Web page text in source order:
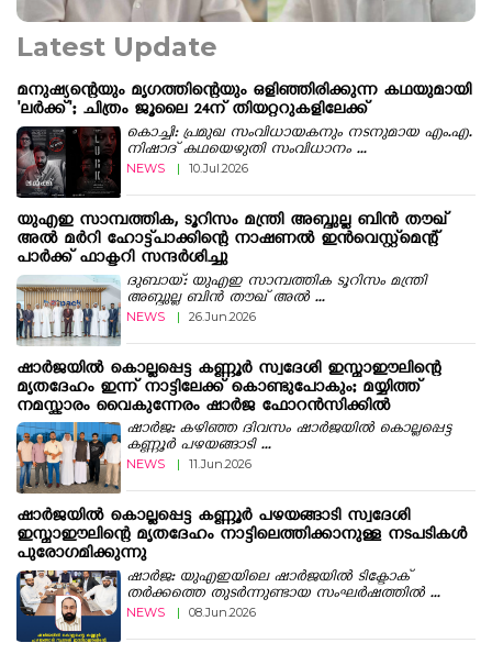
Latest Update
മനുഷ്യന്റെയും മൃഗത്തിന്റെയും ഒളിഞ്ഞിരിക്കുന്ന കഥയുമായി
'ലർക്ക്'; ചിത്രം ജൂലൈ 24ന് തിയറ്ററുകളിലേക്ക്
കൊച്ചി: പ്രമുഖ സംവിധായകനും നടനുമായ എം.എ.
നിഷാദ് കഥയെഴുതി സംവിധാനം ...
NEWS | 10.Jul.2026
യുഎഇ സാമ്പത്തിക, ടൂറിസം മന്ത്രി അബ്ദുല്ല ബിന്‍ തൗഖ്
അല്‍ മര്‍റി ഹോട്ട്‌പാക്കിന്റെ നാഷണൽ ഇൻവെസ്റ്റ്മെന്റ്
പാർക്ക് ഫാക്ടറി സന്ദർശിച്ചു
ദുബായ്: യുഎഇ സാമ്പത്തിക ടൂറിസം മന്ത്രി
അബ്ദുല്ല ബിന്‍ തൗഖ് അല്‍ ...
NEWS | 26.Jun.2026
ഷാർജയിൽ കൊല്ലപ്പെട്ട കണ്ണൂർ സ്വദേശി ഇസ്മാഈലിന്റെ
മൃതദേഹം ഇന്ന് നാട്ടിലേക്ക് കൊണ്ടുപോകും; മയ്യിത്ത്
നമസ്കാരം വൈകുന്നേരം ഷാർജ ഫോറൻസിക്കിൽ
ഷാർജ: കഴിഞ്ഞ ദിവസം ഷാര്‍ജയില്‍ കൊല്ലപ്പെട്ട
കണ്ണൂര്‍ പഴയങ്ങാടി ...
NEWS | 11.Jun.2026
ഷാര്‍ജയില്‍ കൊല്ലപ്പെട്ട കണ്ണൂര്‍ പഴയങ്ങാടി സ്വദേശി
ഇസ്മാഈലിന്റെ മൃതദേഹം നാട്ടിലെത്തിക്കാനുള്ള നടപടികള്‍
പുരോഗമിക്കുന്നു
ഷാർജ: യുഎഇയിലെ ഷാർജയിൽ ടിക്ടോക്
തർക്കത്തെ തുടർന്നുണ്ടായ സംഘർഷത്തിൽ ...
NEWS | 08.Jun.2026